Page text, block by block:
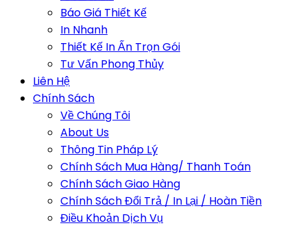
Báo Giá Thiết Kế
In Nhanh
Thiết Kế In Ấn Trọn Gói
Tư Vấn Phong Thủy
Liên Hệ
Chính Sách
Về Chúng Tôi
About Us
Thông Tin Pháp Lý
Chính Sách Mua Hàng/ Thanh Toán
Chính Sách Giao Hàng
Chính Sách Đổi Trả / In Lại / Hoàn Tiền
Điều Khoản Dịch Vụ